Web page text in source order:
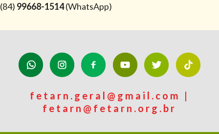
(84) 99668-1514(WhatsApp)
fetarn.geral@gmail.com |
fetarn@fetarn.org.br